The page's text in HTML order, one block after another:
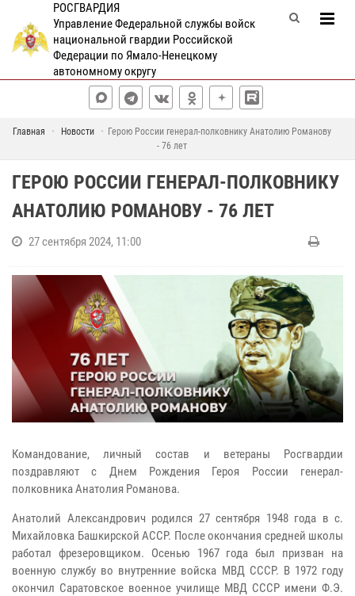
РОСГВАРДИЯ
Управление Федеральной службы войск
национальной гвардии Российской
Федерации по Ямало-Ненецкому
автономному округу
Главная Новости
Герою России генерал-полковнику Анатолию Романову
- 76 лет
ГЕРОЮ РОССИИ ГЕНЕРАЛ-ПОЛКОВНИКУ
АНАТОЛИЮ РОМАНОВУ - 76 ЛЕТ
27 сентября 2024, 11:00
Командование, личный состав и ветераны Росгвардии
поздравляют с Днем Рождения Героя России генерал-
полковника Анатолия Романова.
Анатолий Александрович родился 27 сентября 1948 года в с.
Михайловка Башкирской АССР. После окончания средней школы
работал фрезеровщиком. Осенью 1967 года был призван на
военную службу во внутренние войска МВД СССР. В 1972 году
окончил Саратовское военное училище МВД СССР имени Ф.Э.